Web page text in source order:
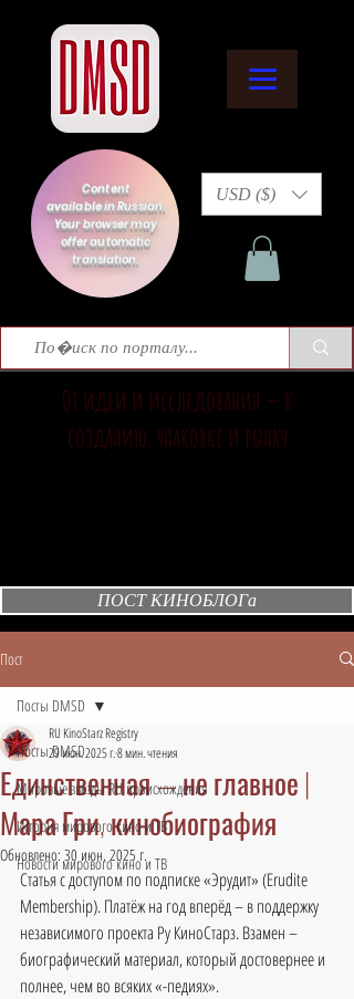
Content
available in Russian.
Your browser may
offer automatic
translation.
USD ($)
От идеи и исследования — к
созданию, упаковке и рынку
ПОСТ КИНОБЛОГа
Пост
Посты DMSD
Мировые звёзды RU происхождения
История мирового кино и ТВ
Новости мирового кино и ТВ
Посты DMSD
Единственная — не главное |
Мара Гри, кинобиография
RU KinoStarz Registry
29 июн. 2025 г.8 мин. чтения
Обновлено: 30 июн. 2025 г.
Статья с доступом по подписке «Эрудит» (Erudite
Membership). Платёж на год вперёд – в поддержку
независимого проекта Ру КиноСтарз. Взамен –
биографический материал, который достовернее и
полнее, чем во всяких «-педиях».